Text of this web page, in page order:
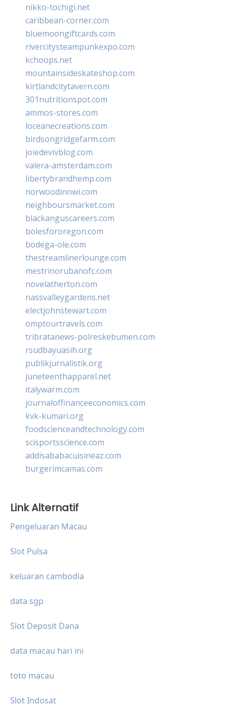
nikko-tochigi.net
caribbean-corner.com
bluemoongiftcards.com
rivercitysteampunkexpo.com
kchoops.net
mountainsideskateshop.com
kirtlandcitytavern.com
301nutritionspot.com
ammos-stores.com
loceanecreations.com
birdsongridgefarm.com
joiedevivblog.com
valera-amsterdam.com
libertybrandhemp.com
norwoodinnwi.com
neighboursmarket.com
blackanguscareers.com
bolesfororegon.com
bodega-ole.com
thestreamlinerlounge.com
mestrinorubanofc.com
novelatherton.com
nassvalleygardens.net
electjohnstewart.com
omptourtravels.com
tribratanews-polreskebumen.com
rsudbayuasih.org
publikjurnalistik.org
juneteenthapparel.net
italywarm.com
journaloffinanceeconomics.com
kvk-kumari.org
foodscienceandtechnology.com
scisportsscience.com
addisababacuisineaz.com
burgerimcamas.com
Link Alternatif
Pengeluaran Macau
Slot Pulsa
keluaran cambodia
data sgp
Slot Deposit Dana
data macau hari ini
toto macau
Slot Indosat